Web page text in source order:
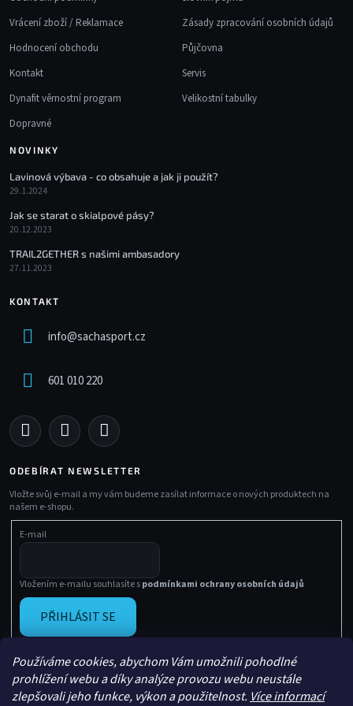
Používáme cookies, abychom Vám umožnili pohodlné
prohlížení webu a díky analýze provozu webu neustále
zlepšovali jeho funkce, výkon a použitelnost. Více informací
Vrácení zboží / Reklamace
Hodnocení obchodu
Kontakt
Dynafit věrnostní program
Dopravné
Zásady zpracování osobních údajů
Půjčovna
Servis
Velikostní tabulky
NOVINKY
Lavinová výbava - co obsahuje a jak ji použít?
29.1.2024
Jak se starat o skialpové pásy?
20.12.2023
TRAIL2GETHER s našimi ambasadory
27.11.2023
KONTAKT
info@sachasport.cz
601 010 220
ODEBÍRAT NEWSLETTER
Vložte svůj e-mail a my vám budeme zasílat informace o nových produktech na
našem e-shopu.
E-mail
Vložením e-mailu souhlasíte spodmínkami ochrany osobních údajů
PŘIHLÁSIT SE